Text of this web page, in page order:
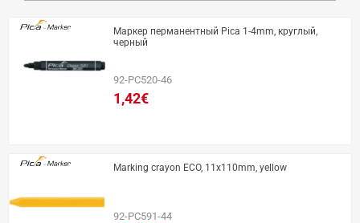
Маркер перманентный Pica 1-4mm, круглый,
черный
92-PC520-46
1,42€
Marking crayon ECO, 11x110mm, yellow
92-PC591-44